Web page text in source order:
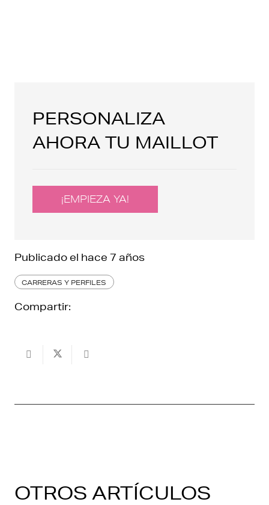
PERSONALIZA
AHORA TU MAILLOT
¡EMPIEZA YA!
Publicado el hace 7 años
CARRERAS Y PERFILES
Compartir:
OTROS ARTÍCULOS